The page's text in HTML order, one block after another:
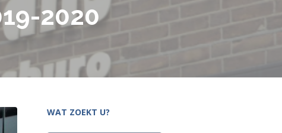
2020
WAT ZOEKT U?